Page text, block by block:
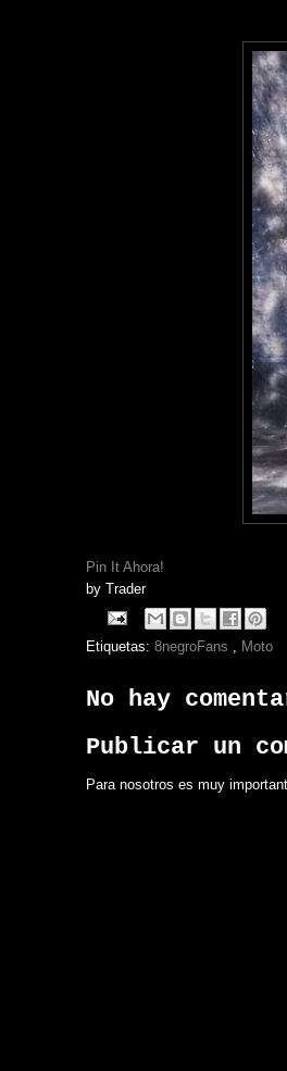
Pin It Ahora!
by Trader
Etiquetas: 8negroFans Moto
No hay
Publicar un
Para nosotros es muy